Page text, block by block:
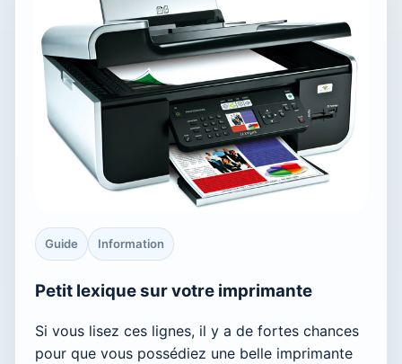
Guide Information
Petit lexique sur votre imprimante
Si vous lisez ces lignes, il y a de fortes chances
pour que vous possédiez une belle imprimante